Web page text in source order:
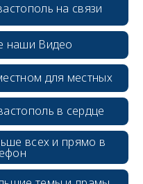
на связи
наши Видео
для местных
в сердце
всех и прямо в